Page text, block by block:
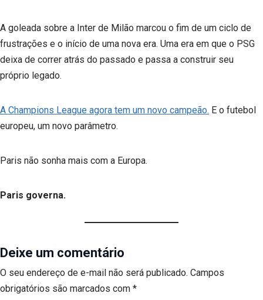
A goleada sobre a Inter de Milão marcou o fim de um ciclo de
frustrações e o início de uma nova era. Uma era em que o PSG
deixa de correr atrás do passado e passa a construir seu
próprio legado.
A Champions League agora tem um novo campeão. E o futebol
europeu, um novo parâmetro.
Paris não sonha mais com a Europa.
Paris governa.
Deixe um comentário
O seu endereço de e-mail não será publicado. Campos
obrigatórios são marcados com *